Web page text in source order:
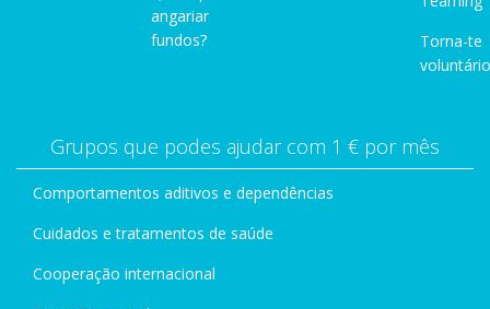
angariar
fundos?
Torna-te
Grupos que podes ajudar com 1 € por mês
Comportamentos aditivos e dependências
Cuidados e tratamentos de saúde
Cooperação internacional